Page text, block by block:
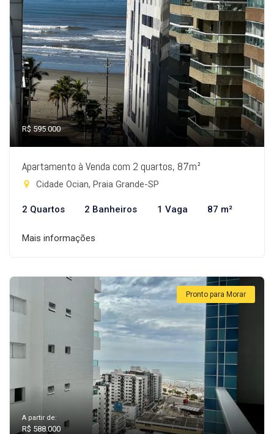
R$ 595.000
Apartamento à Venda com 2 quartos, 87m²
Cidade Ocian, Praia Grande-SP
2 Quartos 2 Banheiros 1 Vaga 87 m²
Mais informações
Pronto para Morar
A partir de:
R$ 588.000